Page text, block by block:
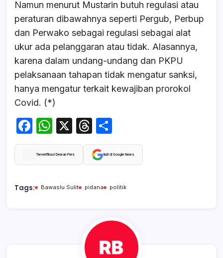
Namun menurut Mustarin butuh regulasi atau
peraturan dibawahnya seperti Pergub, Perbup
dan Perwako sebagai regulasi sebagai alat
ukur ada pelanggaran atau tidak. Alasannya,
karena dalam undang-undang dan PKPU
pelaksanaan tahapan tidak mengatur sanksi,
hanya mengatur terkait kewajiban prorokol
Covid. (*)
F
a
c
b
W
h
at
A
X
T
hr
e
d
h
ar
Terverifikasi Dewan Pers Ikuti di Google News
Tags: Bawaslu Sulit pidana politik